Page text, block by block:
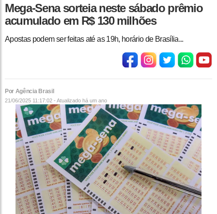
Mega-Sena sorteia neste sábado prêmio
acumulado em R$ 130 milhões
Apostas podem ser feitas até as 19h, horário de Brasília...
Por Agência Brasil
21/06/2025 11:17:02 - Atualizado há um ano